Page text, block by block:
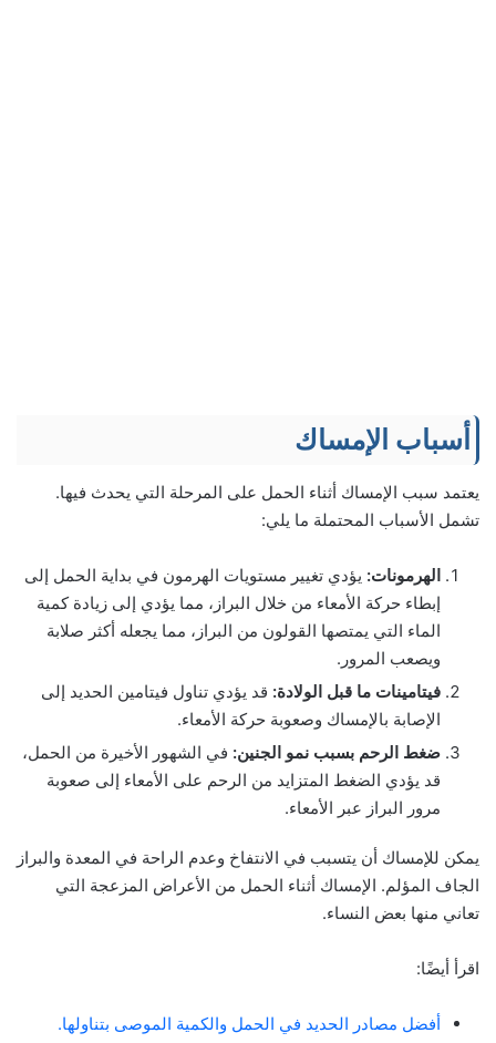
أسباب الإمساك
يعتمد سبب الإمساك أثناء الحمل على المرحلة التي يحدث فيها.
تشمل الأسباب المحتملة ما يلي:
الهرمونات: يؤدي تغيير مستويات الهرمون في بداية الحمل إلى
إبطاء حركة الأمعاء من خلال البراز، مما يؤدي إلى زيادة كمية
الماء التي يمتصها القولون من البراز، مما يجعله أكثر صلابة
ويصعب المرور.
فيتامينات ما قبل الولادة: قد يؤدي تناول فيتامين الحديد إلى
الإصابة بالإمساك وصعوبة حركة الأمعاء.
ضغط الرحم بسبب نمو الجنين: في الشهور الأخيرة من الحمل،
قد يؤدي الضغط المتزايد من الرحم على الأمعاء إلى صعوبة
مرور البراز عبر الأمعاء.
يمكن للإمساك أن يتسبب في الانتفاخ وعدم الراحة في المعدة والبراز
الجاف المؤلم. الإمساك أثناء الحمل من الأعراض المزعجة التي
تعاني منها بعض النساء.
اقرأ أيضًا:
أفضل مصادر الحديد في الحمل والكمية الموصى بتناولها.